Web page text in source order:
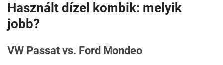
Használt dízel kombik: melyik
jobb?
VW Passat vs. Ford Mondeo